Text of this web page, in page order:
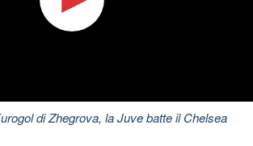
di Zhegrova, la Juve batte il Chelsea